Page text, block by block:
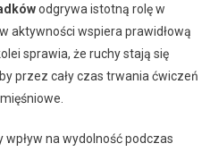
odgrywa istotną rolę w
aktywności wspiera prawidłową
sprawia, że ruchy stają się
przez cały czas trwania ćwiczeń
wpływ na wydolność podczas